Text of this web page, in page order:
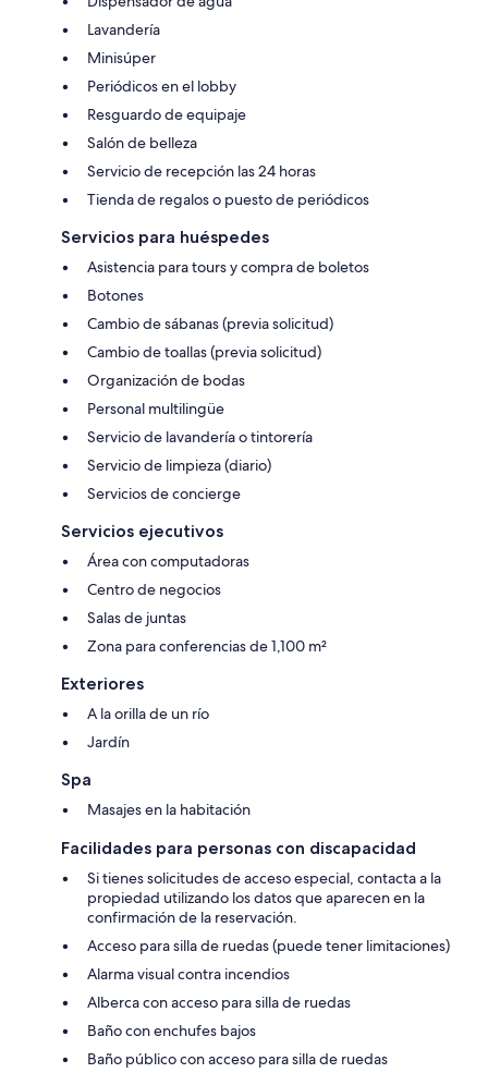
Lavandería
Minisúper
Periódicos en el lobby
Resguardo de equipaje
Salón de belleza
Servicio de recepción las 24 horas
Tienda de regalos o puesto de periódicos
Servicios para huéspedes
Asistencia para tours y compra de boletos
Botones
Cambio de sábanas (previa solicitud)
Cambio de toallas (previa solicitud)
Organización de bodas
Personal multilingüe
Servicio de lavandería o tintorería
Servicio de limpieza (diario)
Servicios de concierge
Servicios ejecutivos
Área con computadoras
Centro de negocios
Salas de juntas
Zona para conferencias de 1,100 m²
Exteriores
A la orilla de un río
Jardín
Spa
Masajes en la habitación
Facilidades para personas con discapacidad
Si tienes solicitudes de acceso especial, contacta a la
propiedad utilizando los datos que aparecen en la
confirmación de la reservación.
Acceso para silla de ruedas (puede tener limitaciones)
Alarma visual contra incendios
Alberca con acceso para silla de ruedas
Baño con enchufes bajos
Baño público con acceso para silla de ruedas